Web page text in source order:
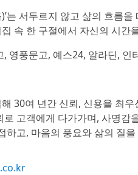
는 서두르지 않고 삶의 흐름
속 한 구절에서 자신의 시간
, 영풍문고, 예스24, 알라딘,
30여 년간 신뢰, 신용을 최
고객에게 다가가며, 사명
하고, 마음의 풍요와 삶의 질